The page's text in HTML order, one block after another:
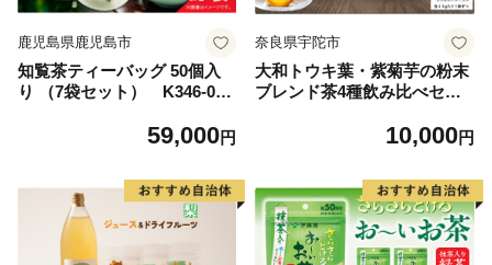
鹿児島県鹿児島市
知覧茶ティーバッグ 50個入
り （7袋セット） K346-003
59,000円
奈良県宇陀市
大和トウキ葉・紫菊芋の粉末
ブレンド茶4種飲み比べセッ
標) Total Beauty 春 大和当帰
らだよろこ美 奈良県 宇陀市
10,000円